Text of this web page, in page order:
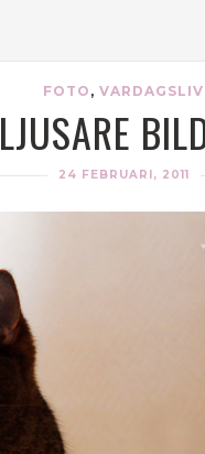
FOTO , VARDAGSLIV
LJUSARE
24 FEBRUARI, 2011